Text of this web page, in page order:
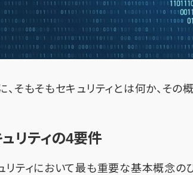
、そもそもセキュリティとは何か、その
リティの4要件
リティにおいて最も重要な基本概念のひ